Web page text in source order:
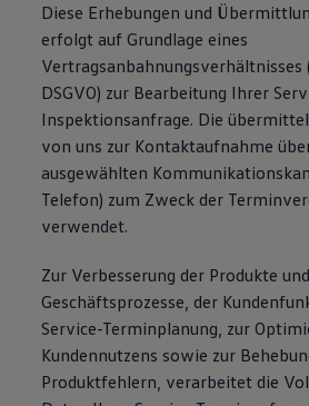
Diese Erhebungen und
erfolgt auf Grundlage eines
Vertragsanbahnungsverhältnisses
DSGVO) zur Bearbeitung Ihrer
Inspektionsanfrage. Die
von uns zur Kontaktaufnahme
ausgewählten
Telefon) zum Zweck der
verwendet.
Zur Verbesserung der Produkte und
Geschäftsprozesse, der
Service-Terminplanung, zur
Kundennutzens sowie zur
Produktfehlern, verarbeitet die